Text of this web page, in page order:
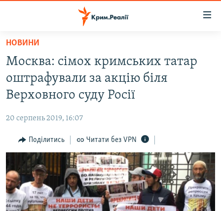
Перейти
основного
матеріалу
Перейти
до
основної
навігації
Перейти
до
пошуку
ВОДА.КРИМ
ВІДЕО ТА ФОТО
БЛОГИ
ПОГЛЯД
ІНТЕРВ'Ю
ВСЕ ЗА ДЕНЬ
СПЕЦПРОЕКТИ
НОВИНИ
Москва: сімох кримських татар
оштрафували за акцію біля
Верховного суду Росії
20 серпень 2019, 16:07
Поділитись Читати без VPN